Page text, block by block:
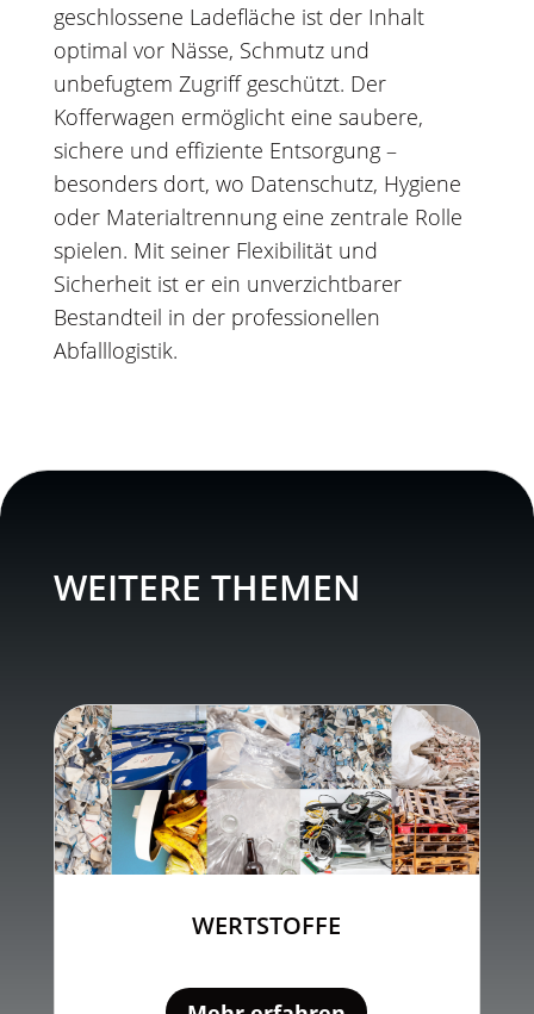
geschlossene Ladefläche ist der Inhalt
optimal vor Nässe, Schmutz und
unbefugtem Zugriff geschützt. Der
Kofferwagen ermöglicht eine saubere,
sichere und effiziente Entsorgung –
besonders dort, wo Datenschutz, Hygiene
oder Materialtrennung eine zentrale Rolle
spielen. Mit seiner Flexibilität und
Sicherheit ist er ein unverzichtbarer
Bestandteil in der professionellen
Abfalllogistik.
WEITERE THEMEN
WERTSTOFFE